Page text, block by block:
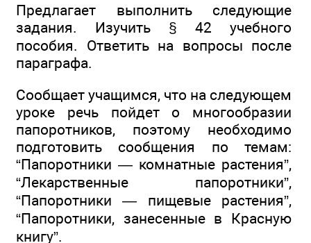
Предлагает выполнить следующие
задания. Изучить § 42 учебного
пособия. Ответить на вопросы после
параграфа.
Сообщает учащимся, что на следующем
уроке речь пойдет о многообразии
папоротников, поэтому необходимо
подготовить сообщения по темам:
“Папоротники — комнатные растения”,
“Лекарственные папоротники”,
“Папоротники — пищевые растения”,
“Папоротники, занесенные в Красную
книгу”.